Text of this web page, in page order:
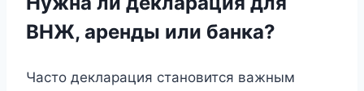
ВНЖ, аренды или банка?
Часто декларация становится важным